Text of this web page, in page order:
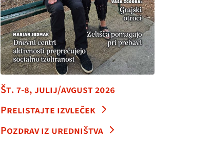
Št. 7-8, julij/avgust 2026
Prelistajte izvleček
Pozdrav iz uredništva